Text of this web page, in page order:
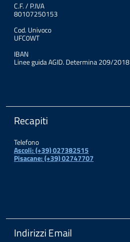
C.F. / P.IVA
80107250153
Cod. Univoco
UFC0WT
IBAN
Linee guida AGID. Determina 209/2018
Recapiti
Telefono
Ascoli: (+39) 027382515
Pisacane: (+39) 02747707
Indirizzi Email